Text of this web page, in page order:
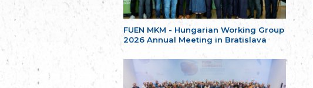
FUEN MKM - Hungarian Working Group
2026 Annual Meeting in Bratislava